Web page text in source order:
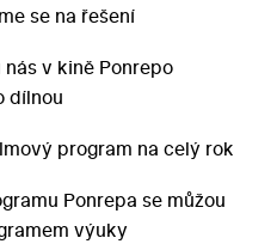
se na řešení
v kině Ponrepo
dílnou
program na celý rok
Ponrepa se můžou
výuky